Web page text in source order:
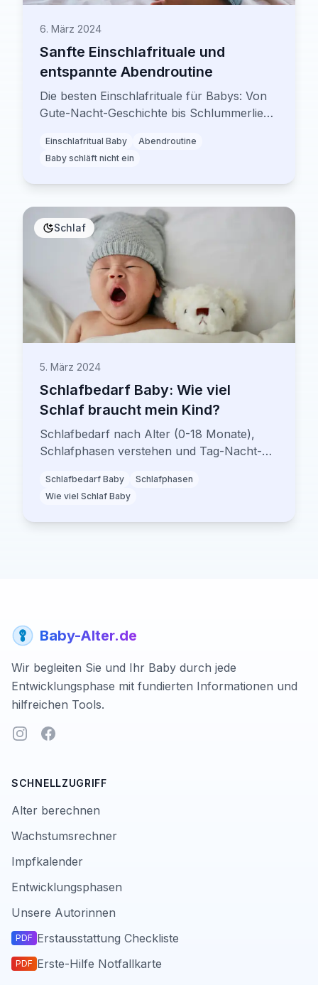
6. März 2024
Sanfte Einschlafrituale und
entspannte Abendroutine
Die besten Einschlafrituale für Babys: Von
Gute-Nacht-Geschichte bis Schlummerlied.
Abendroutine, die wirklich funktioniert.
Einschlafritual Baby
Abendroutine
Baby schläft nicht ein
Schlaf
5. März 2024
Schlafbedarf Baby: Wie viel
Schlaf braucht mein Kind?
Schlafbedarf nach Alter (0-18 Monate),
Schlafphasen verstehen und Tag-Nacht-
Müdigkeitszeichen und Expertentipps.
Schlafbedarf Baby
Schlafphasen
Wie viel Schlaf Baby
Baby-Alter.de
Wir begleiten Sie und Ihr Baby durch jede
Entwicklungsphase mit fundierten Informationen und
hilfreichen Tools.
InstagramFacebook
SCHNELLZUGRIFF
Alter berechnen
Wachstumsrechner
Impfkalender
Entwicklungsphasen
Unsere Autorinnen
PDF Erstausstattung Checkliste
PDF Erste-Hilfe Notfallkarte